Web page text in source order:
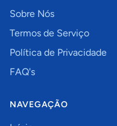
Sobre Nós
Termos de Serviço
Política de Privacidade
FAQ's
NAVEGAÇÃO